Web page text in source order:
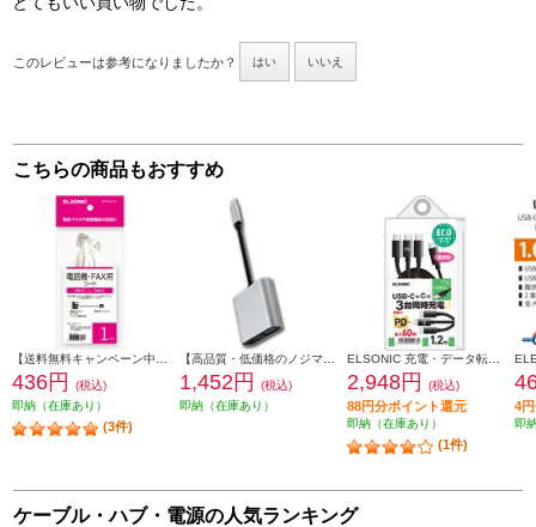
このレビューは参考になりましたか？ はい いいえ
こちらの商品もおすすめ
436円
(税込)
即納（在庫あり）
(3件)
1,452円
(税込)
即納（在庫あり）
2,948円 (税込)
88円分ポイント還元
即納（在庫あり）
(1件)
4
即
ケーブル・ハブ・電源の人気ランキング